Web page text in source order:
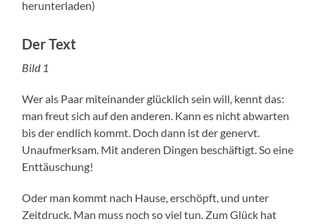
herunterladen)
Der Text
Bild 1
Wer als Paar miteinander glücklich sein will, kennt das:
man freut sich auf den anderen. Kann es nicht abwarten
bis der endlich kommt. Doch dann ist der genervt.
Unaufmerksam. Mit anderen Dingen beschäftigt. So eine
Enttäuschung!
Oder man kommt nach Hause, erschöpft, und unter
Zeitdruck. Man muss noch so viel tun. Zum Glück hat